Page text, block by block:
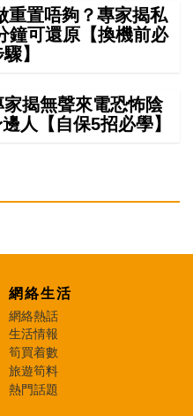
置唔夠？專家揭私
鐘可還原【換機前必
】
揭無聲來電恐怖陰
人【自保5招必學】
網絡生活
網絡熱話
生活情報
筍買着數
旅遊筍料
熱門話題